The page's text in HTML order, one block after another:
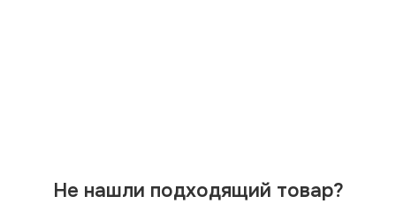
Не нашли подходящий товар?